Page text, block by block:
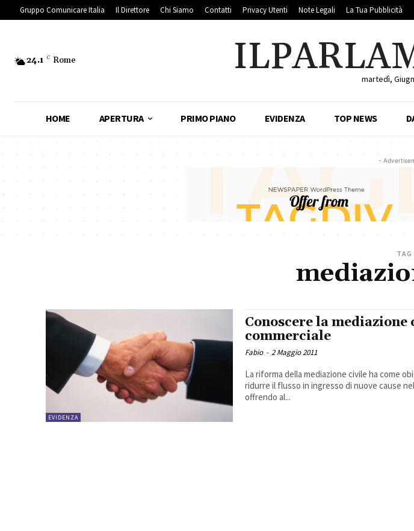
Gruppo Comunicare Italia Il Direttore Chi Siamo Contatti Privacy Utenti Note Legali La Tua Pubblicità
24.1 C Rome
martedì,
HOME APERTURA PRIMO PIANO EVIDENZA TOP NEWS
-
TAG
EVIDENZA
Conoscere la mediazione
commerciale
Fabio - 2 Maggio 2011
La riforma della mediazione civile ha come
ridurre il flusso in ingresso di nuove cause
offrendo al...